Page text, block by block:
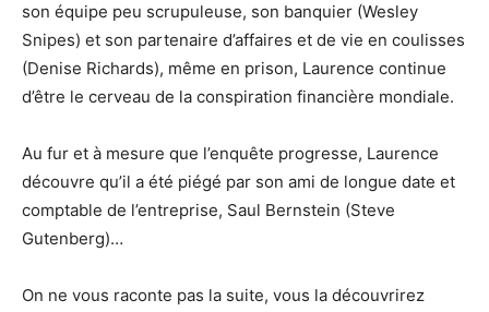
son équipe peu scrupuleuse, son banquier (Wesley
Snipes) et son partenaire d’affaires et de vie en coulisses
(Denise Richards), même en prison, Laurence continue
d’être le cerveau de la conspiration financière mondiale.
Au fur et à mesure que l’enquête progresse, Laurence
découvre qu’il a été piégé par son ami de longue date et
comptable de l’entreprise, Saul Bernstein (Steve
Gutenberg)…
On ne vous raconte pas la suite, vous la découvrirez